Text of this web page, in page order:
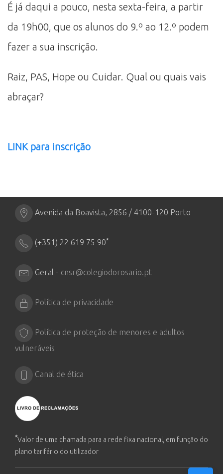
É já daqui a pouco, nesta sexta-feira, a partir
da 19h00, que os alunos do 9.º ao 12.º podem
fazer a sua inscrição.
Raiz, PAS, Hope ou Cuidar. Qual ou quais vais
abraçar?
LINK para inscrição
Avenida da Boavista, 2856 / 4100-120 Porto
(+351) 22 619 75 90*
Geral - cnsr@colegiodorosario.pt
Política de privacidade
Política de proteção de menores e adultos
vulneráveis
Canal de ética
*Valor de uma chamada para a rede fixa nacional, em função do
plano tarifário do utilizador